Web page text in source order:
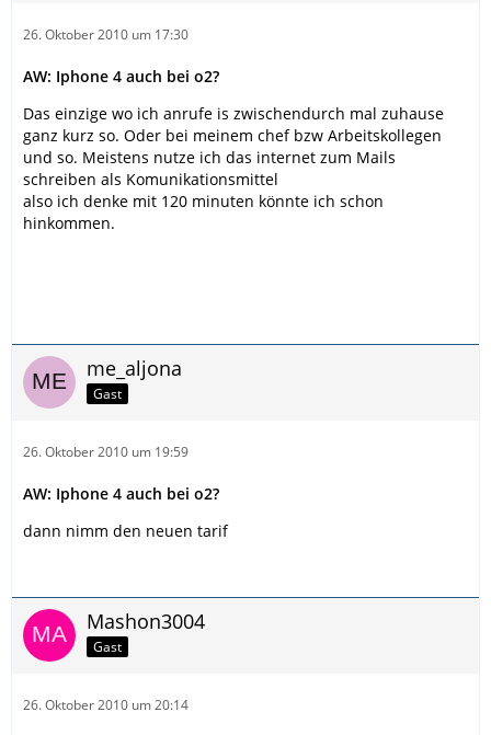
26. Oktober 2010 um 17:30
AW: Iphone 4 auch bei o2?
Das einzige wo ich anrufe is zwischendurch mal zuhause
ganz kurz so. Oder bei meinem chef bzw Arbeitskollegen
und so. Meistens nutze ich das internet zum Mails
schreiben als Komunikationsmittel
also ich denke mit 120 minuten könnte ich schon
hinkommen.
me_aljona
Gast
26. Oktober 2010 um 19:59
AW: Iphone 4 auch bei o2?
dann nimm den neuen tarif
Mashon3004
Gast
26. Oktober 2010 um 20:14